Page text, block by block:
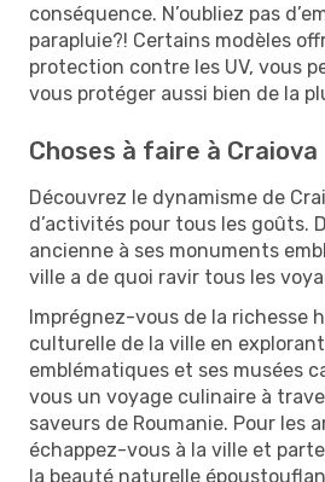
conséquence. N’oubliez pas
parapluie?! Certains modèles
protection contre les UV, vous
vous protéger aussi bien de la
Choses à faire à Craiova
Découvrez le dynamisme de
d’activités pour tous les goûts.
ancienne à ses monuments
ville a de quoi ravir tous les
Imprégnez-vous de la richesse
culturelle de la ville en
emblématiques et ses musées
vous un voyage culinaire à
saveurs de Roumanie. Pour les
échappez-vous à la ville et
la beauté naturelle